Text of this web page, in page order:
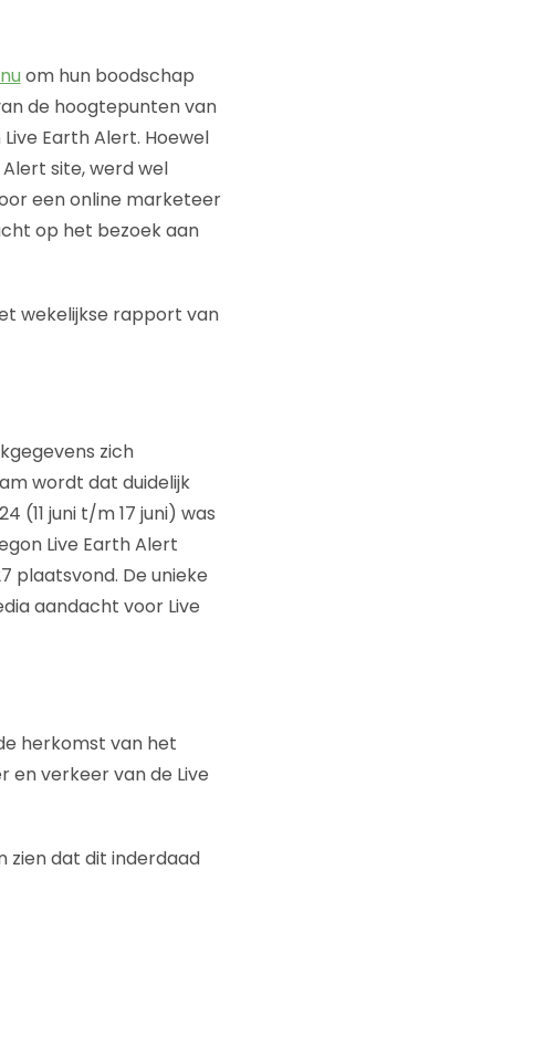
om hun boodschap
de hoogtepunten van
Earth Alert. Hoewel
site, werd wel
een online marketeer
op het bezoek aan
wekelijkse rapport van
zich
wordt dat duidelijk
(11 juni t/m 17 juni) was
Live Earth Alert
plaatsvond. De unieke
aandacht voor Live
herkomst van het
verkeer van de Live
zien dat dit inderdaad